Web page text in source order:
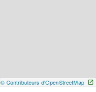
© Contributeurs d'OpenStreetMap